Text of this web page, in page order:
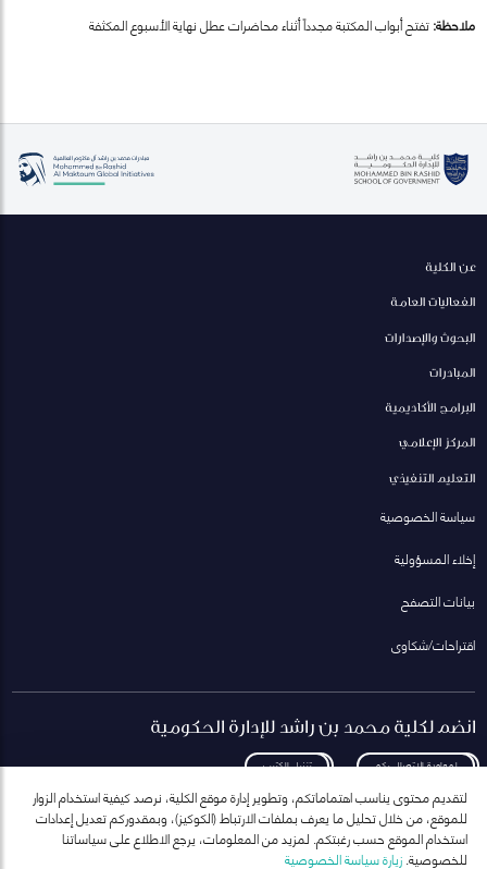
ملاحظة:تفتح أبواب المكتبة مجدداً أثناء محاضرات عطل نهاية الأسبوع المكثفة
عن الكلية
الفعاليات العامة
البحوث والإصدارات
المبادرات
البرامج الأكاديمية
المركز الإعلامي
التعليم التنفيذي
سياسة الخصوصية
إخلاء المسؤولية
بيانات التصفح
اقتراحات/شكاوى
انضم لكلية محمد بن راشد للإدارة الحكومية
لمعاودة الاتصال بكم تنزيل الكتيب
انضم إلى قائمة مراسلاتنا
لتقديم محتوى يناسب اهتماماتكم، وتطوير إدارة موقع الكلية، نرصد كيفية استخدام الزوار
للموقع، من خلال تحليل ما يعرف بملفات الارتباط (الكوكيز)، وبمقدوركم تعديل إعدادات
استخدام الموقع حسب رغبتكم. لمزيد من المعلومات، يرجع الاطلاع على سياساتنا
للخصوصية.زيارة سياسة الخصوصية